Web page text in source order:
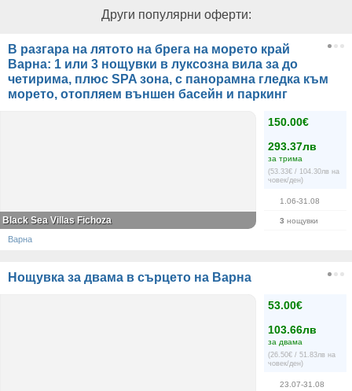
Други популярни оферти:
В разгара на лятото на брега на морето край
Варна: 1 или 3 нощувки в луксозна вила за до
четирима, плюс SPA зона, с панорамна гледка към
морето, отопляем външен басейн и паркинг
150.00€
293.37лв
за трима
(53.33€ / 104.30лв на
човек/ден)
1.06-31.08
3 нощувки
Black Sea Villas Fichoza
Варна
Нощувка за двама в сърцето на Варна
53.00€
103.66лв
за двама
(26.50€ / 51.83лв на
човек/ден)
23.07-31.08